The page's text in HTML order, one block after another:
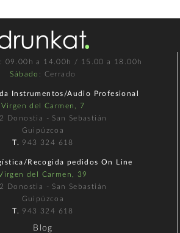
: 09.00h a 14.00h / 15.00 a 18.00h
Sábado : Cerrado
Instrumentos/Audio Profesional
Virgen del Carmen, 7
Donostia - San Sebastián
Guipúzcoa
T. 943 324 618
Recogida pedidos On Line
del Carmen, 39
Donostia - San Sebastián
Guipúzcoa
T. 943 324 618
Blog